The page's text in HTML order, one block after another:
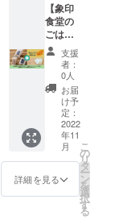
分量を
お買い
上げく
ださい
ませ）
・金賞
健康米
(2合真
空パッ
・象印
食堂の
お米の
玄米(2
合パッ
・お礼
メッ
セージ
【象印
食堂の
ごはん3
種×4 と
限定イ
ベント
ご招待
セット
コー
ス】 ・
ごはん
で作っ
た除菌
ウエッ
ト
ティッ
支援
者：
0人
お届
け予
定：
2022
年11
月
詳細を見る
こ
の
リ
タ
ー
ン
を
選
択
す
る